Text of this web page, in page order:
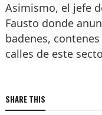
Asimismo, el jefe
Fausto donde
ba­denes,
calles de es­te
SHARE THIS